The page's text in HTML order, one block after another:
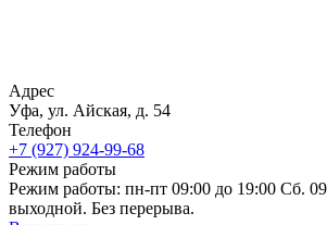
Адрес
Уфа, ул. Айская, д. 54
Телефон
+7 (927) 924-99-68
Режим работы
Режим работы: пн-пт 09:00 до 19:00 Сб.
выходной. Без перерыва.